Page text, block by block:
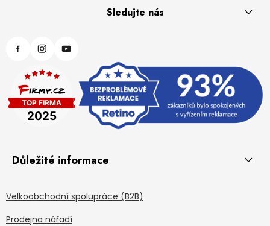
Sledujte nás
Důležité informace
Velkoobchodní spolupráce (B2B)
Prodejna nářadí